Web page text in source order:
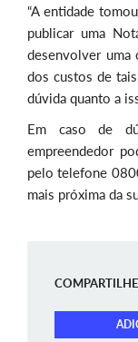
“A entidade
publicar uma
desenvolver uma
dos custos de
dúvida quanto a
Em caso de
empreendedor
pelo telefone
mais próxima da
COMPARTILHE